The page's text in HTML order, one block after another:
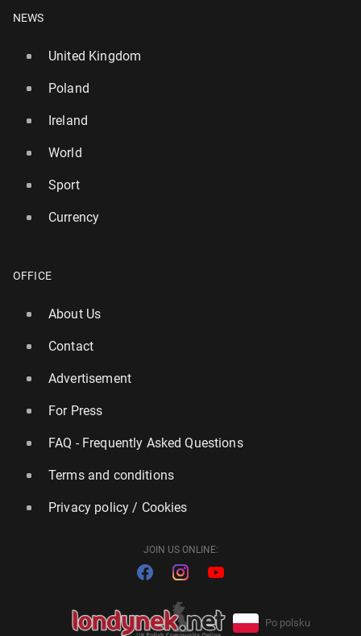
NEWS
United Kingdom
Poland
Ireland
World
Sport
Currency
OFFICE
About Us
Contact
Advertisement
For Press
FAQ - Frequently Asked Questions
Terms and conditions
Privacy policy / Cookies
JOIN US ONLINE:
Po polsku